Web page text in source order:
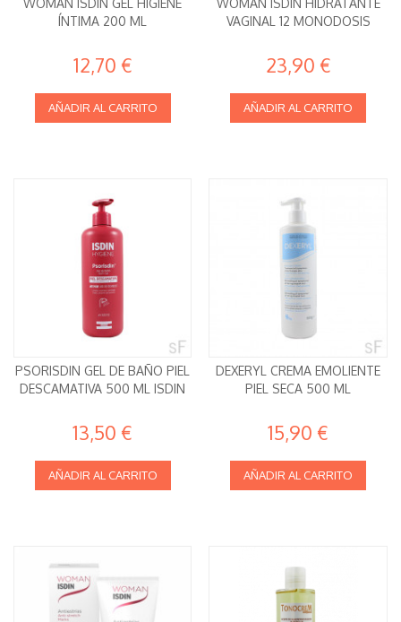
WOMAN ISDIN GEL HIGIENE
ÍNTIMA 200 ML
12,70 €
AÑADIR AL CARRITO
WOMAN ISDIN HIDRATANTE
VAGINAL 12 MONODOSIS
23,90 €
AÑADIR AL CARRITO
PSORISDIN GEL DE BAÑO PIEL
DESCAMATIVA 500 ML ISDIN
13,50 €
AÑADIR AL CARRITO
DEXERYL CREMA EMOLIENTE
PIEL SECA 500 ML
15,90 €
AÑADIR AL CARRITO